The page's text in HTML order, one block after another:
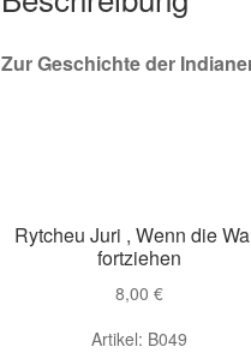
Zur Geschichte der
Rytcheu Juri , Wenn die
fortziehen
8,00€
Artikel: B049